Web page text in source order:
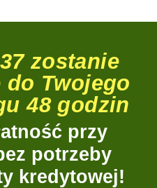
zostanie
Twojego
48 godzin
przy
potrzeby
kredytowej!